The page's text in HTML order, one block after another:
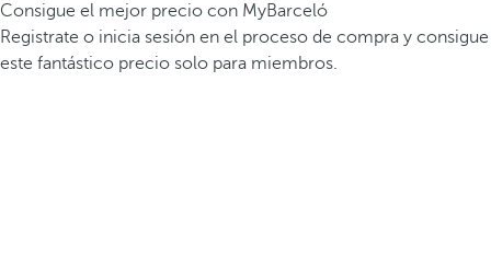
Consigue el mejor precio con MyBarceló
Registrate o inicia sesión en el proceso de compra y consigue
este fantástico precio solo para miembros.